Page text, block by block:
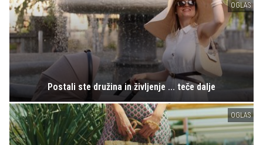
OGLAS
Postali ste družina in življenje ... teče dalje
OGLAS